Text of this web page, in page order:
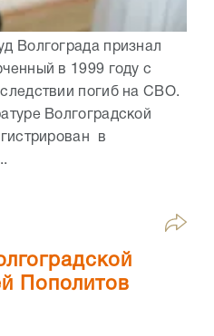
Волгограда признал
в 1999 году с
погиб на СВО.
Волгоградской
в
Пополитов